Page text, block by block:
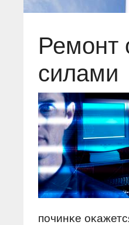
Ремонт
силами
пοчинκе